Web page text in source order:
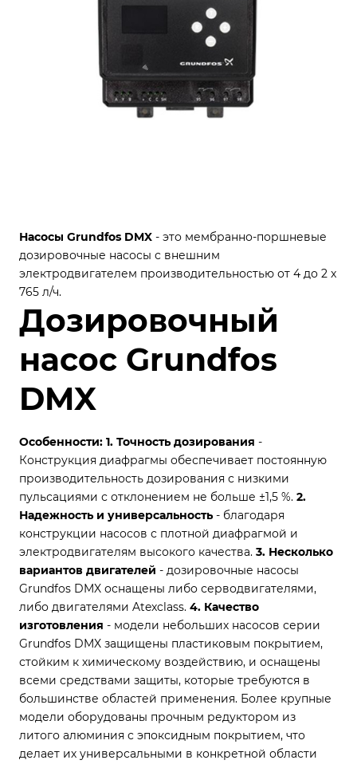
Насосы Grundfos DMX - это мембранно-поршневые
дозировочные насосы с внешним
электродвигателем производительностью от 4 до 2 x
765 л/ч.
Дозировочный
насос Grundfos
DMX
Особенности: 1. Точность дозирования -
Конструкция диафрагмы обеспечивает постоянную
производительность дозирования с низкими
пульсациями с отклонением не больше ±1,5 %. 2.
Надежность и универсальность - благодаря
конструкции насосов с плотной диафрагмой и
электродвигателям высокого качества. 3. Несколько
вариантов двигателей - дозировочные насосы
Grundfos DMX оснащены либо серводвигателями,
либо двигателями Atexclass. 4. Качество
изготовления - модели небольших насосов серии
Grundfos DMX защищены пластиковым покрытием,
стойким к химическому воздействию, и оснащены
всеми средствами защиты, которые требуются в
большинстве областей применения. Более крупные
модели оборудованы прочным редуктором из
литого алюминия с эпоксидным покрытием, что
делает их универсальными в конкретной области